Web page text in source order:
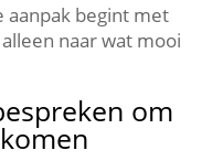
aanpak begint met
naar wat mooi
om